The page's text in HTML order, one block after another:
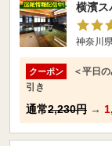
横濱ス
神奈川
クーポン
＜平日
引き
通常2,230円 →